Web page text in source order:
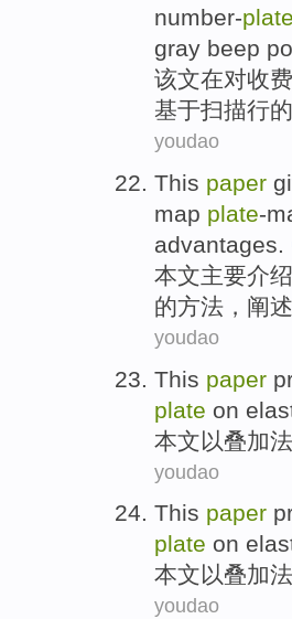
number-plate
gray beep
该文在对收
基于扫描行的
youdao
This paper
map plate-
advantages.
本文主要介绍
的方法， 阐
youdao
This paper
plate on
本文以叠加法
youdao
This paper
plate on
本文以叠加法
youdao